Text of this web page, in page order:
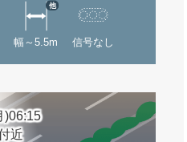
幅～5.5m
他
信号なし
)06:15
近